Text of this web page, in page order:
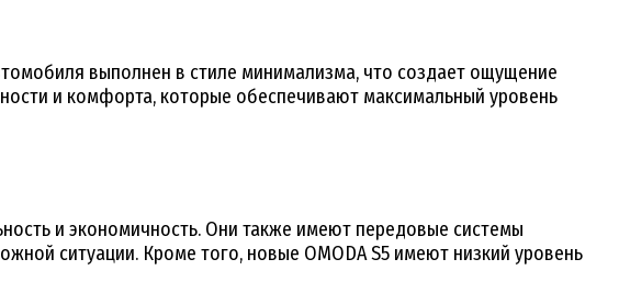
выполнен в стиле минимализма, что создает ощущение
и комфорта, которые обеспечивают максимальный уровень
и экономичность. Они также имеют передовые системы
ситуации. Кроме того, новые OMODA S5 имеют низкий уровень